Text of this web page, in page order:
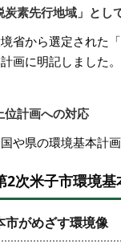
炭素先行地域」とし
省から選定された
画に明記しました。
位計画への対応
県の環境基本計画
2次米子市環境基
市がめざす環境像